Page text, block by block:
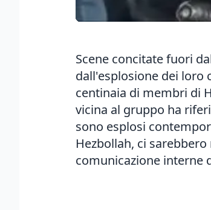
Scene concitate fuori
dall'esplosione dei loro
centinaia di membri di
vicina al gruppo ha
sono esplosi
Hezbollah, ci
comunicazione interne